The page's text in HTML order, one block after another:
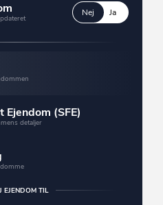
Nej Ja
Ejendom (SFE)
detaljer
EJENDOM TIL